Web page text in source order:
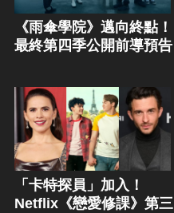
《雨傘學院》邁向終點！
最終第四季公開前導預告
「卡特探員」加入！
Netflix《戀愛修課》第三